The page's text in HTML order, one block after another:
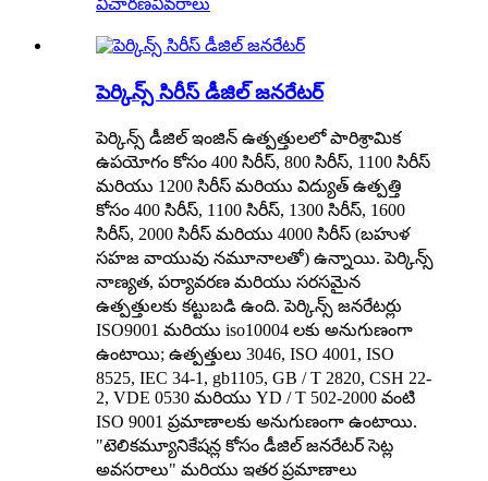
విచారణవివరాలు
పెర్కిన్స్ సిరీస్ డీజిల్ జనరేటర్
పెర్కిన్స్ డీజిల్ ఇంజిన్ ఉత్పత్తులలో పారిశ్రామిక
ఉపయోగం కోసం 400 సిరీస్, 800 సిరీస్, 1100 సిరీస్
మరియు 1200 సిరీస్ మరియు విద్యుత్ ఉత్పత్తి
కోసం 400 సిరీస్, 1100 సిరీస్, 1300 సిరీస్, 1600
సిరీస్, 2000 సిరీస్ మరియు 4000 సిరీస్ (బహుళ
సహజ వాయువు నమూనాలతో) ఉన్నాయి. పెర్కిన్స్
నాణ్యత, పర్యావరణ మరియు సరసమైన
ఉత్పత్తులకు కట్టుబడి ఉంది. పెర్కిన్స్ జనరేటర్లు
ISO9001 మరియు iso10004 లకు అనుగుణంగా
ఉంటాయి; ఉత్పత్తులు 3046, ISO 4001, ISO
8525, IEC 34-1, gb1105, GB / T 2820, CSH 22-
2, VDE 0530 మరియు YD / T 502-2000 వంటి
ISO 9001 ప్రమాణాలకు అనుగుణంగా ఉంటాయి.
"టెలికమ్యూనికేషన్ల కోసం డీజిల్ జనరేటర్ సెట్ల
అవసరాలు" మరియు ఇతర ప్రమాణాలు